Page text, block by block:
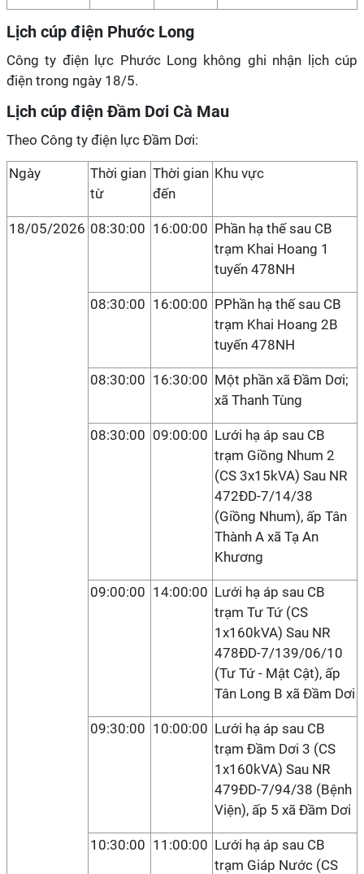
Lịch cúp điện Phước Long
Công ty điện lực Phước Long không ghi nhận lịch cúp
điện trong ngày 18/5.
Lịch cúp điện Đầm Dơi Cà Mau
Theo Công ty điện lực Đầm Dơi:
Ngày
Thời gian
từ
Thời gian
đến
Khu vực
18/05/2026 08:30:00 16:00:00 Phần hạ thế sau CB
trạm Khai Hoang 1
tuyến 478NH
08:30:00 16:00:00 PPhần hạ thế sau CB
trạm Khai Hoang 2B
tuyến 478NH
08:30:00 16:30:00 Một phần xã Đầm Dơi;
xã Thanh Tùng
08:30:00 09:00:00 Lưới hạ áp sau CB
trạm Giồng Nhum 2
(CS 3x15kVA) Sau NR
472ĐD-7/14/38
(Giồng Nhum), ấp Tân
Thành A xã Tạ An
Khương
09:00:00 14:00:00 Lưới hạ áp sau CB
trạm Tư Tứ (CS
1x160kVA) Sau NR
478ĐD-7/139/06/10
(Tư Tứ - Mật Cật), ấp
Tân Long B xã Đầm Dơi
09:30:00 10:00:00 Lưới hạ áp sau CB
trạm Đầm Dơi 3 (CS
1x160kVA) Sau NR
479ĐD-7/94/38 (Bệnh
Viện), ấp 5 xã Đầm Dơi
10:30:00 11:00:00 Lưới hạ áp sau CB
trạm Giáp Nước (CS